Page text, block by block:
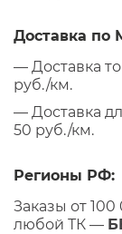
Доставка по
— Доставка
руб./км.
— Доставка
50 руб./км.
Регионы РФ:
Заказы от
любой ТК —